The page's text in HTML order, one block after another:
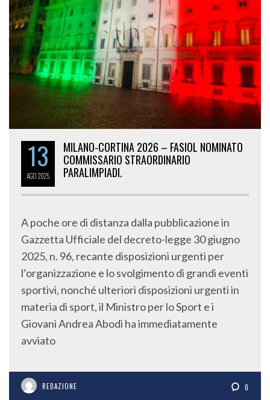
13
AGO2025
MILANO-CORTINA 2026 – FASIOL NOMINATO
COMMISSARIO STRAORDINARIO
PARALIMPIADI.
A poche ore di distanza dalla pubblicazione in
Gazzetta Ufficiale del decreto-legge 30 giugno
2025, n. 96, recante disposizioni urgenti per
l’organizzazione e lo svolgimento di grandi eventi
sportivi, nonché ulteriori disposizioni urgenti in
materia di sport, il Ministro per lo Sport e i
Giovani Andrea Abodi ha immediatamente
avviato
REDAZIONE 0